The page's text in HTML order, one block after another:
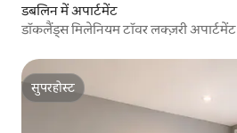
डबलिन में अपार्टमेंट
डॉकलैंड्स मिलेनियम टॉवर लक्ज़री अपार्टमेंट
सुपरहोस्ट
सुपरहोस्ट